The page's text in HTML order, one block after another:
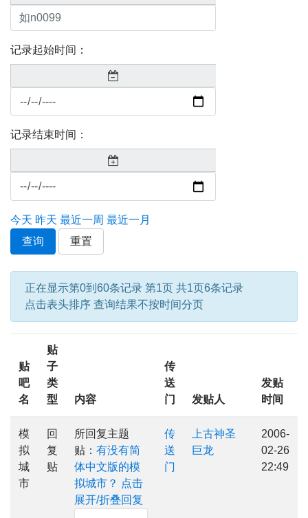
记录起始时间：
记录结束时间：
今天 昨天 最近一周 最近一月
查询
重置
正在显示第0到60条记录 第1页 共1页6条记录
点击表头排序 查询结果不按时间分页
贴
吧
名
贴
子
类
型
内容
传
送
门
发贴人
发贴
时间
模
拟
城
市
回
复
贴
所回复主题
贴： 有没有简
体中文版的模
拟城市？ 点击
展开/折叠回复
传
送
门
上古神圣
巨龙
2006-
02-26
22:49